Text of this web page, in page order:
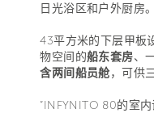
日光浴区和户外厨房。
43平方米的下层甲板
物空间的船东套房、
含两间船员舱，可供
“INFYNITO 80的室